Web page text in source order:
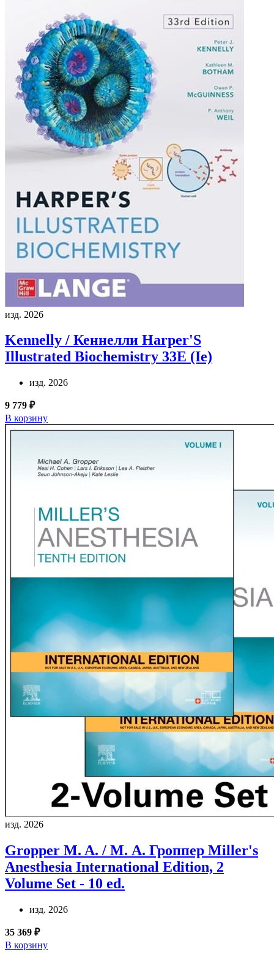
изд. 2026
Kennelly / Кеннелли Harper'S
Illustrated Biochemistry 33E (Ie)
изд. 2026
9 779 ₽
В корзину
изд. 2026
Gropper M. A. / М. А. Гроппер Miller's
Anesthesia International Edition, 2
Volume Set - 10 ed.
изд. 2026
35 369 ₽
В корзину